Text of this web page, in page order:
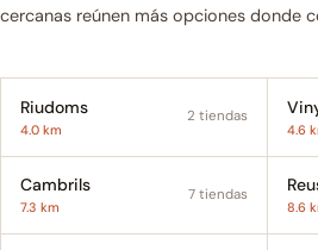
cercanas reúnen más opciones donde
Riudoms
4.0 km
2 tiendas
4.6
Cambrils
7.3 km
7 tiendas
8.6